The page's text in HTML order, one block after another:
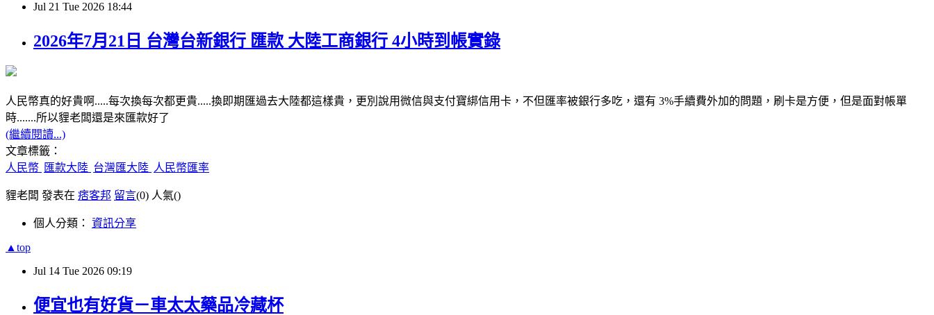
Jul 21 Tue 2026 18:44
2026年7月21日 台灣台新銀行 匯款 大陸工商銀行 4小時到帳實錄
人民幣真的好貴啊.....每次換每次都更貴.....換即期匯過去大陸都這樣貴，更別說用微信與支付寶綁信用卡，不但匯率被銀行多吃，還有 3%手續費外加的問題，刷卡是方便，但是面對帳單
時.......所以貍老闆還是來匯款好了
(繼續閱讀...)
文章標籤：
人民幣 匯款大陸 台灣匯大陸 人民幣匯率
貍老闆 發表在 痞客邦 留言(0) 人氣()
個人分類： 資訊分享
▲top
Jul 14 Tue 2026 09:19
便宜也有好貨－車太太藥品冷藏杯